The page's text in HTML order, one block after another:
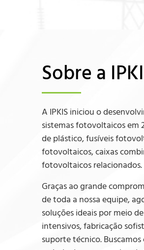
Sobre a
A IPKIS iniciou o
sistemas fotovoltaicos em
de plástico, fusíveis
fotovoltaicos, caixas
fotovoltaicos relacionados.
Graças ao grande
de toda a nossa equipe,
soluções ideais por meio
intensivos, fabricação
suporte técnico.